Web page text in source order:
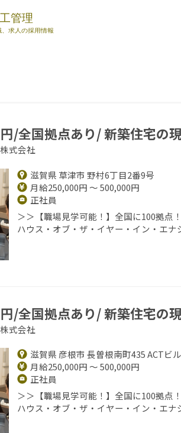
/全国拠点あり/ 新築住宅の
式会社
滋賀県 草津市 野村6丁目2番9号
月給250,000円 ～ 500,000円
正社員
＞＞【職場見学可能！】全国に100拠点
ハウス・オブ・ザ・イヤー・イン・エナ
/全国拠点あり/ 新築住宅の
式会社
滋賀県 彦根市 長曽根南町435 ACTビ
月給250,000円 ～ 500,000円
正社員
＞＞【職場見学可能！】全国に100拠点
ハウス・オブ・ザ・イヤー・イン・エナ